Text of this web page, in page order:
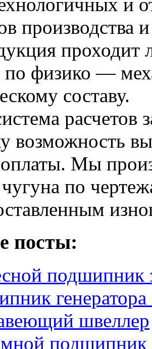
и
производства
проходит
по физико —
составу.
расчетов
возможность
Мы
по
посты:
подшипник
генератора
швеллер
подшипник